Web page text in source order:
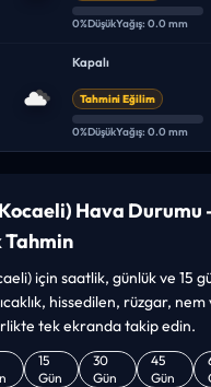
0%DüşükYağış: 0.0 mm
Kapalı
Tahmini Eğilim
0%DüşükYağış: 0.0 mm
Hava Durumu
Tahmin
için saatlik, günlük ve 15
hissedilen, rüzgar, nem
tek ekranda takip edin.
15
Gün
30
Gün
45
Gün